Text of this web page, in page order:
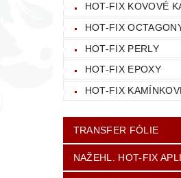
HOT-FIX KOVOVÉ
HOT-FIX
HOT-FIX PERLY
HOT-FIX EPOXY
HOT-FIX
TRANSFER FÓLIE
NAŽEHL. HOT-FIX